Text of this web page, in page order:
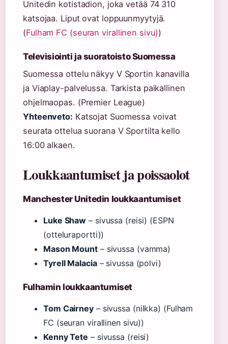
Unitedin kotistadion, joka vetää 74 310
katsojaa. Liput ovat loppuunmyytyjä.
(Fulham FC (seuran virallinen sivu))
Televisiointi ja suoratoisto Suomessa
Suomessa ottelu näkyy V Sportin kanavilla
ja Viaplay-palvelussa. Tarkista paikallinen
ohjelmaopas. (Premier League)
Yhteenveto: Katsojat Suomessa voivat
seurata ottelua suorana V Sportilta kello
16:00 alkaen.
Loukkaantumiset ja poissaolot
Manchester Unitedin loukkaantumiset
Luke Shaw – sivussa (reisi) (ESPN
(otteluraportti))
Mason Mount– sivussa (vamma)
Tyrell Malacia– sivussa (polvi)
Fulhamin loukkaantumiset
Tom Cairney– sivussa (nilkka) (Fulham
FC (seuran virallinen sivu))
Kenny Tete – sivussa (reisi)